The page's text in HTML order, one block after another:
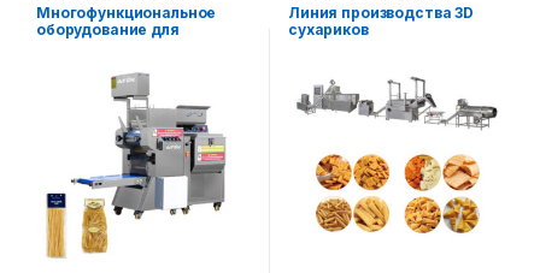
Многофункциональное
оборудование для
Линия производства 3D
сухариков